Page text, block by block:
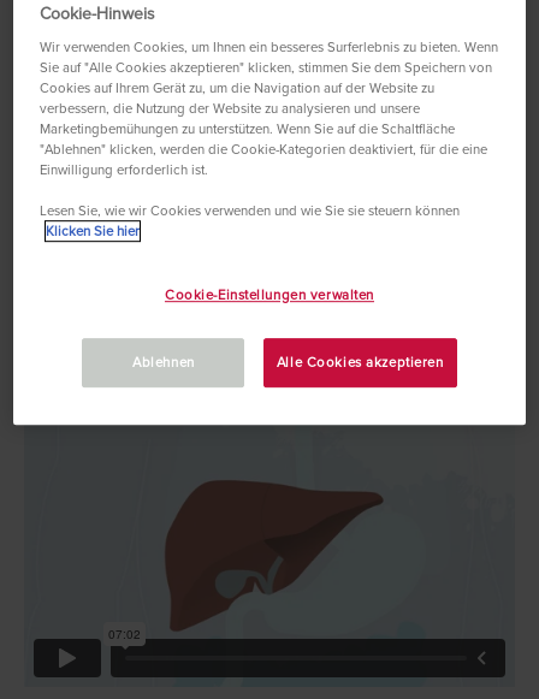
硬化会增加患肝癌的风险
点击此处了解更多关于肝硬化如何发展及其影
响的信息。
点此观看丙型肝炎介绍视
Cookie-Hinweis
Wir verwenden Cookies, um Ihnen ein besseres Surferlebnis zu bieten. Wenn
Sie auf "Alle Cookies akzeptieren" klicken, stimmen Sie dem Speichern von
Cookies auf Ihrem Gerät zu, um die Navigation auf der Website zu
verbessern, die Nutzung der Website zu analysieren und unsere
Marketingbemühungen zu unterstützen. Wenn Sie auf die Schaltfläche
"Ablehnen" klicken, werden die Cookie-Kategorien deaktiviert, für die eine
Einwilligung erforderlich ist.
Lesen Sie, wie wir Cookies verwenden und wie Sie sie steuern können
Klicken Sie hier
Cookie-Einstellungen verwalten
Ablehnen Alle Cookies akzeptieren